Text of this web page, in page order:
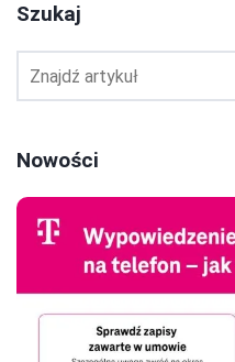
Szukaj
Nowości